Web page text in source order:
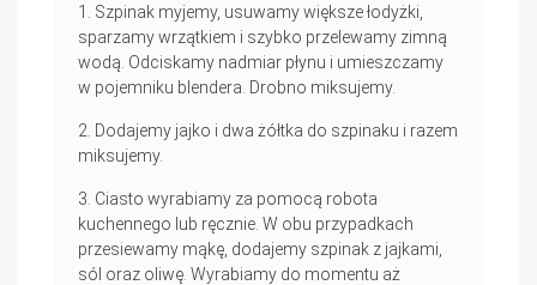
Szpinak myjemy, usuwamy większe łodyżki,
sparzamy wrzątkiem i szybko przelewamy zimną
wodą. Odciskamy nadmiar płynu i umieszczamy
w pojemniku blendera. Drobno miksujemy.
Dodajemy jajko i dwa żółtka do szpinaku i razem
miksujemy.
Ciasto wyrabiamy za pomocą robota
kuchennego lub ręcznie. W obu przypadkach
przesiewamy mąkę, dodajemy szpinak z jajkami,
sól oraz oliwę. Wyrabiamy do momentu aż